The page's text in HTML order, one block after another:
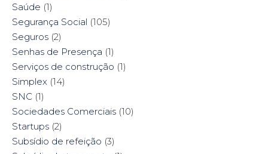
Saúde (1)
Segurança Social (105)
Seguros (2)
Senhas de Presença (1)
Serviços de construção (1)
Simplex (14)
SNC (1)
Sociedades Comerciais (10)
Startups (2)
Subsídio de refeição (3)